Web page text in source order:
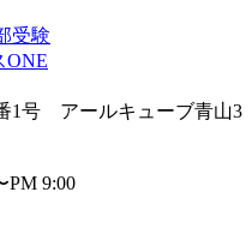
受験
ONE
1号 アールキューブ青山3
PM 9:00